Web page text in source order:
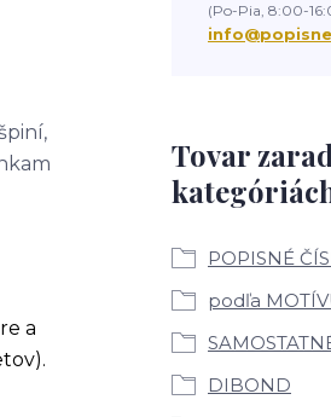
a
Tovar
POPISNÉ
podľa
DIBOND
(Po-Pia, 8:00-